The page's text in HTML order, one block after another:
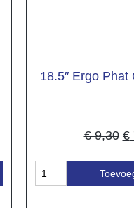
18.5″ Ergo Phat
€9,30 €